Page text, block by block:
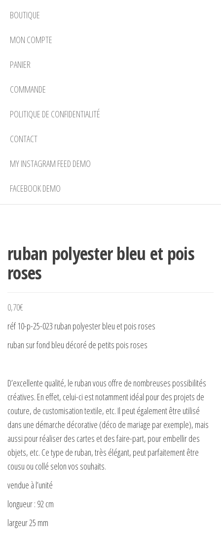
BOUTIQUE
MON COMPTE
PANIER
COMMANDE
POLITIQUE DE CONFIDENTIALITÉ
CONTACT
MY INSTAGRAM FEED DEMO
FACEBOOK DEMO
ruban polyester bleu et pois
roses
0,70€
réf 10-p-25-023 ruban polyester bleu et pois roses
ruban sur fond bleu décoré de petits pois roses
D’excellente qualité, le ruban vous offre de nombreuses possibilités
créatives. En effet, celui-ci est notamment idéal pour des projets de
couture, de customisation textile, etc. Il peut également être utilisé
dans une démarche décorative (déco de mariage par exemple), mais
aussi pour réaliser des cartes et des faire-part, pour embellir des
objets, etc. Ce type de ruban, très élégant, peut parfaitement être
cousu ou collé selon vos souhaits.
vendue à l’unité
longueur : 92 cm
largeur 25 mm